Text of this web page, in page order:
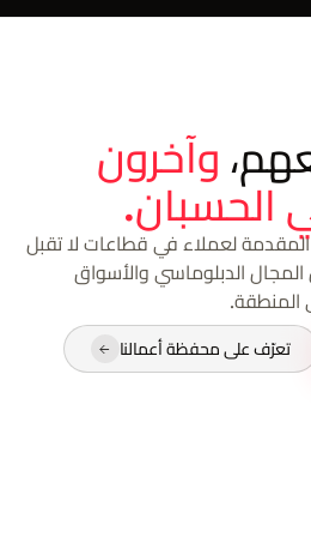
وآخرون
الحسبان.
المقدمة لعملاء في قطاعات لا تقبل
الدبلوماسي والأسواق
المنطقة.
تعرّف على محفظة أعمالنا